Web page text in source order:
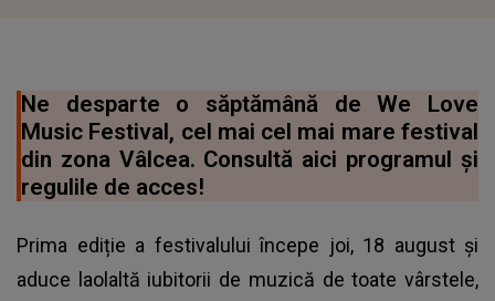
Ne desparte o săptămână de We Love
Music Festival, cel mai cel mai mare festival
din zona Vâlcea. Consultă aici programul și
regulile de acces!
Prima ediție a festivalului începe joi, 18 august și
aduce laolaltă iubitorii de muzică de toate vârstele,